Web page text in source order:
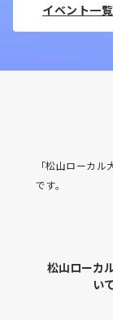
イベント一覧
「松山ローカ
です。
松山ローカ
い